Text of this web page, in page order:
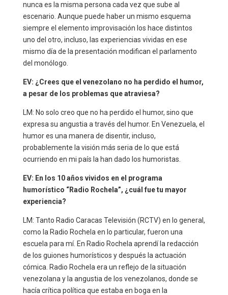
nunca es la misma persona cada vez que sube al
escenario. Aunque puede haber un mismo esquema
siempre el elemento improvisación los hace distintos
uno del otro, incluso, las experiencias vividas en ese
mismo día de la presentación modifican el parlamento
del monólogo.
EV: ¿Crees que el venezolano no ha perdido el humor,
a pesar de los problemas que atraviesa?
LM: No solo creo que no ha perdido el humor, sino que
expresa su angustia a través del humor. En Venezuela, el
humor es una manera de disentir, incluso,
probablemente la visión más seria de lo que está
ocurriendo en mi país la han dado los humoristas.
EV: En los 10 años vividos en el programa
humorístico “Radio Rochela”, ¿cuál fue tu mayor
experiencia?
LM: Tanto Radio Caracas Televisión (RCTV) en lo general,
como la Radio Rochela en lo particular, fueron una
escuela para mí. En Radio Rochela aprendí la redacción
de los guiones humorísticos y después la actuación
cómica. Radio Rochela era un reflejo de la situación
venezolana y la angustia de los venezolanos, donde se
hacía crítica política que estaba en boga en la